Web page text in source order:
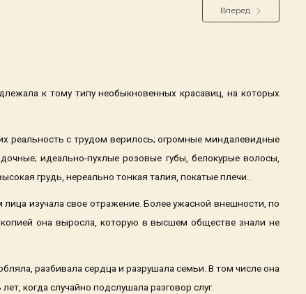
Вперед
к тому типу необыкновенных красавиц, на которых
реальность с трудом верилось; огромные миндалевидные
идеально-пухлые розовые губы, белокурые волосы,
грудь, нереально тонкая талия, покатые плечи…
изучала свое отражение. Более ужасной внешности, по
она выросла, которую в высшем обществе знали не
разбивала сердца и разрушала семьи. В том числе она
когда случайно подслушала разговор слуг.